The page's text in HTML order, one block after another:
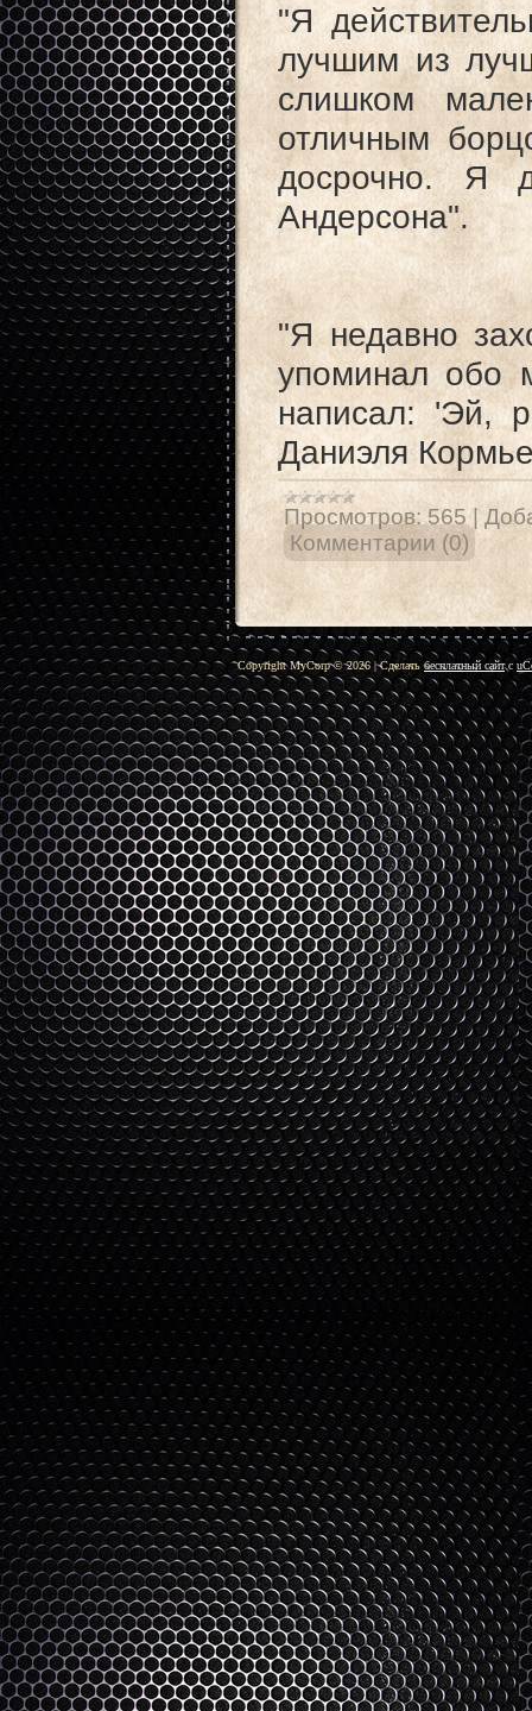
"Я
лучшим из
слишком
отличным
досрочно. Я
Андерсона".
"Я недавно
упоминал обо
написал: 'Эй,
Даниэля
Просмотров: 565 |
Комментарии (0)
Copyright MyCorp © 2026 |Сделатьбесплатный сайтс